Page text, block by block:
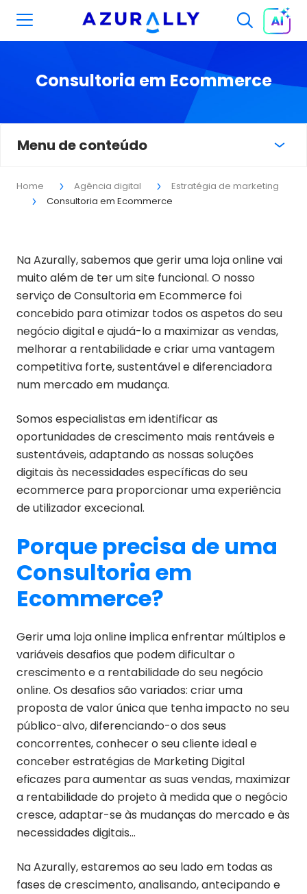
Consultoria em Ecommerce
Home Agência digital
Estratégia de marketing
Consultoria em Ecommerce
Menu de conteúdo
Na Azurally, sabemos que gerir uma loja online vai
muito além de ter um site funcional. O nosso
serviço de Consultoria em Ecommerce foi
concebido para otimizar todos os aspetos do seu
negócio digital e ajudá-lo a maximizar as vendas,
melhorar a rentabilidade e criar uma vantagem
competitiva forte, sustentável e diferenciadora
num mercado em mudança.
Somos especialistas em identificar as
oportunidades de crescimento mais rentáveis e
sustentáveis, adaptando as nossas soluções
digitais às necessidades específicas do seu
ecommerce para proporcionar uma experiência
de utilizador excecional.
Porque precisa de uma
Consultoria em
Ecommerce?
Gerir uma loja online implica enfrentar múltiplos e
variáveis desafios que podem dificultar o
crescimento e a rentabilidade do seu negócio
online. Os desafios são variados: criar uma
proposta de valor única que tenha impacto no seu
público-alvo, diferenciando-o dos seus
concorrentes, conhecer o seu cliente ideal e
conceber estratégias de Marketing Digital
eficazes para aumentar as suas vendas, maximizar
a rentabilidade do projeto à medida que o negócio
cresce, adaptar-se às mudanças do mercado e às
necessidades digitais…
Na Azurally, estaremos ao seu lado em todas as
fases de crescimento, analisando, antecipando e